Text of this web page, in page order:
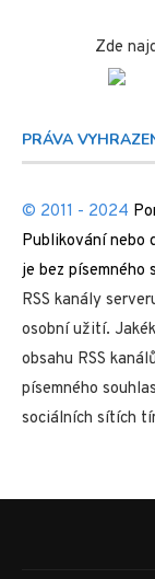
Zde
PRÁVA
© 2011 - 2024
Publikování nebo
je bez písemného
RSS kanály
osobní užití.
obsahu RSS
písemného
sociálních sítích